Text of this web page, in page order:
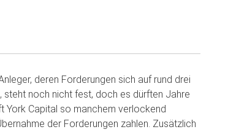
deren Forderungen sich auf rund drei
steht noch nicht fest, doch es dürften Jahre
York Capital so manchem verlockend
der Forderungen zahlen. Zusätzlich